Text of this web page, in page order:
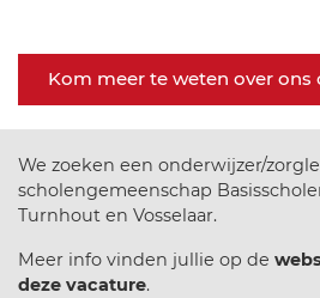
Kom meer te weten over
We zoeken een onderwijzer/
scholengemeenschap
Turnhout en Vosselaar.
Meer info vinden jullie op de
deze vacature.